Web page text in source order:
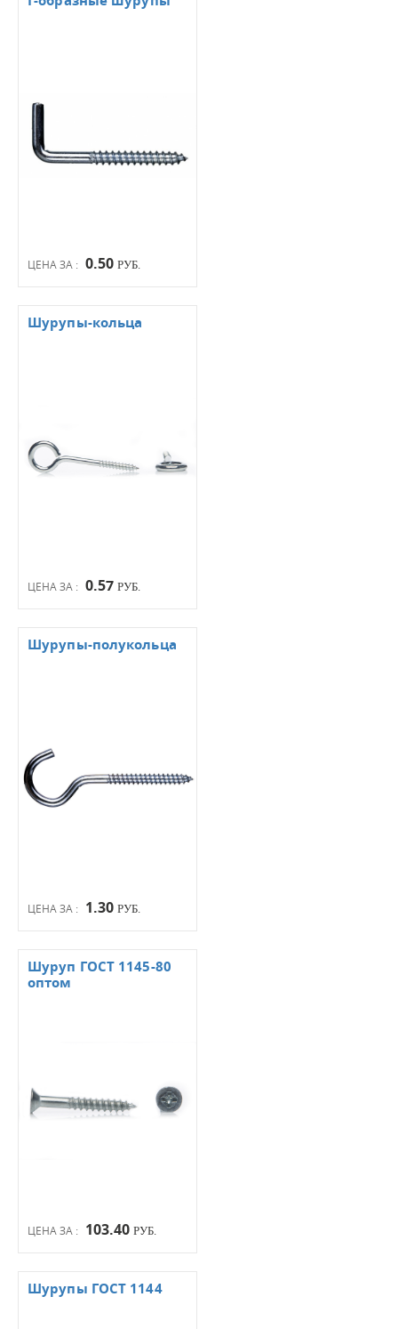
ЦЕНА ЗА : 0.50 РУБ.
ЦЕНА ЗА : 0.57 РУБ.
Шурупы-кольца
ЦЕНА ЗА : 1.30 РУБ.
Шурупы-полукольца
ЦЕНА ЗА : 103.40 РУБ.
Шуруп ГОСТ 1145-80
оптом
Шурупы ГОСТ 1144